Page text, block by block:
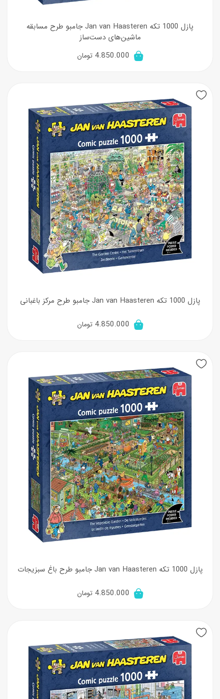
پازل 1000 تکه Jan van Haasteren جامبو طرح مسابقه
ماشین‌های دست‌ساز
4.850.000 تومان
پازل 1000 تکه Jan van Haasteren جامبو طرح مرکز باغبانی
4.850.000 تومان
پازل 1000 تکه Jan van Haasteren جامبو طرح باغ سبزیجات
4.850.000 تومان